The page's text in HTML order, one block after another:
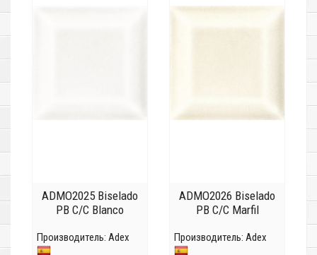
ADMO2025 Biselado
PB C/C Blanco
Производитель: Adex
ADMO2026 Biselado
PB C/C Marfil
Производитель: Adex